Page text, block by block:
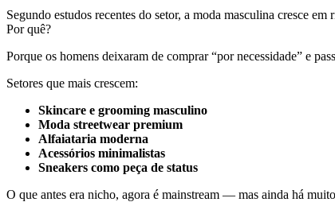
Segundo estudos recentes do setor, a moda masculina cresce
Por quê?
Porque os homens deixaram de comprar “por necessidade” e
Setores que mais crescem:
Skincare e grooming masculino
Moda streetwear premium
Alfaiataria moderna
Acessórios minimalistas
Sneakers como peça de status
O que antes era nicho, agora é mainstream — mas ainda há